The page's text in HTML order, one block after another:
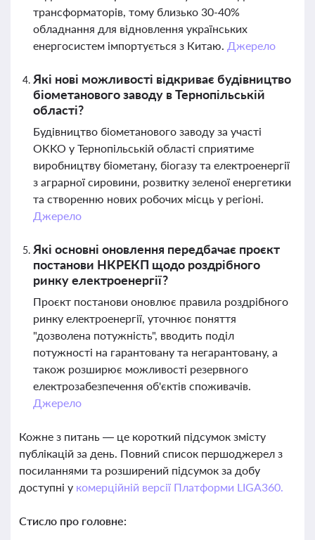
трансформаторів, тому близько 30-40%
обладнання для відновлення українських
енергосистем імпортується з Китаю. Джерело
Які нові можливості відкриває будівництво
біометанового заводу в Тернопільській
області?
Будівництво біометанового заводу за участі
OKKO у Тернопільській області сприятиме
виробництву біометану, біогазу та електроенергії
з аграрної сировини, розвитку зеленої енергетики
та створенню нових робочих місць у регіоні.
Джерело
Які основні оновлення передбачає проєкт
постанови НКРЕКП щодо роздрібного
ринку електроенергії?
Проєкт постанови оновлює правила роздрібного
ринку електроенергії, уточнює поняття
"дозволена потужність", вводить поділ
потужності на гарантовану та негарантовану, а
також розширює можливості резервного
електрозабезпечення об'єктів споживачів.
Джерело
Кожне з питань — це короткий підсумок змісту
публікацій за день. Повний список першоджерел з
посиланнями та розширений підсумок за добу
доступні у комерційній версії Платформи LIGA360.
Стисло про головне: